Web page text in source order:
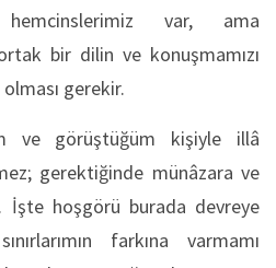
var, ama
bir dilin ve konuşmamızı
gerekir.
ve görüştüğüm kişiyle illâ
gerektiğinde münâzara ve
İşte hoşgörü burada devreye
farkına varmamı